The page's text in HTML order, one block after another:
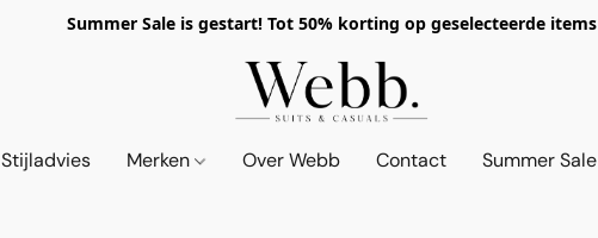
Summer Sale is gestart! Tot 50% korting op geselecteerde items
Stijladvies Merken Over Webb Contact Summer Sale